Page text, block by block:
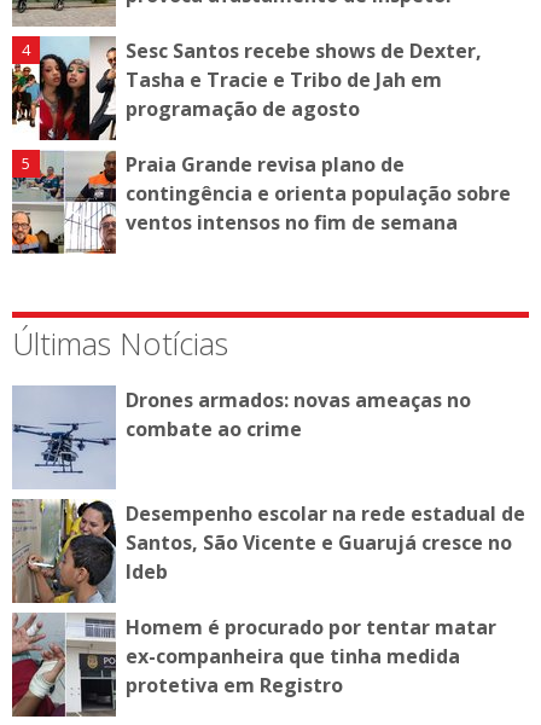
Sesc Santos recebe shows de Dexter,
Tasha e Tracie e Tribo de Jah em
programação de agosto
Praia Grande revisa plano de
contingência e orienta população sobre
ventos intensos no fim de semana
Últimas Notícias
Drones armados: novas ameaças no
combate ao crime
Desempenho escolar na rede estadual de
Santos, São Vicente e Guarujá cresce no
Ideb
Homem é procurado por tentar matar
ex-companheira que tinha medida
protetiva em Registro